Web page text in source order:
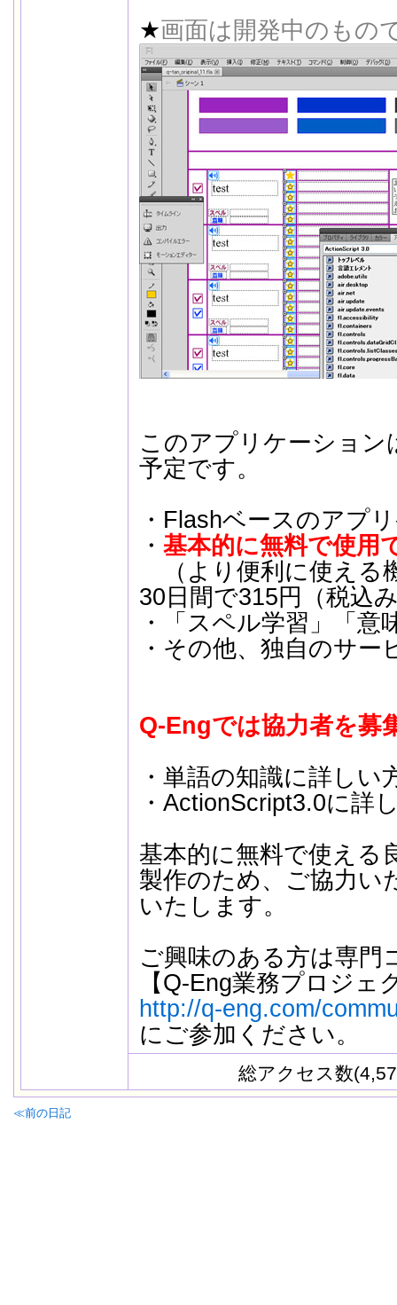
★画面は開発中のもの
このアプリケーション
予定です。
・Flashベースのアプ
・ 基本的に無料で使用
（より便利に使える
30日間で315円（税込
・「スペル学習」「意
・その他、独自のサー
Q-Engでは協力者を募
・単語の知識に詳しい
・ActionScript3.0に詳
基本的に無料で使える
製作のため、ご協力い
いたします。
ご興味のある方は専門
【Q-Eng業務プロジェ
http://q-eng.com/
にご参加ください。
総アクセス数
≪前の日記